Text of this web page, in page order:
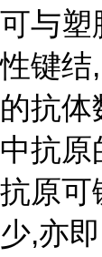
可与塑
性键结
的抗体
中抗原
抗原可
少,亦